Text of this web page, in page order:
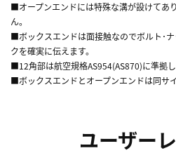
■オープンエンドには特殊な溝が設けてあ
ん。
■ボックスエンドは面接触なのでボルト･
クを確実に伝えます。
■12角部は航空規格AS954(AS870)に準拠し
■ボックスエンドとオープンエンドは同サイ
ユーザー